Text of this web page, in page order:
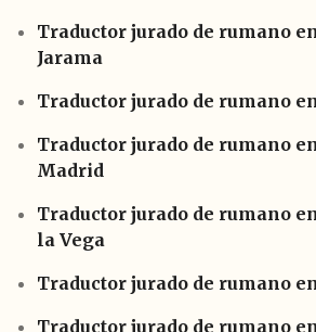
Traductor jurado de rumano
Jarama
Traductor jurado de rumano
Traductor jurado de rumano
Madrid
Traductor jurado de rumano
la Vega
Traductor jurado de rumano
Traductor jurado de rumano